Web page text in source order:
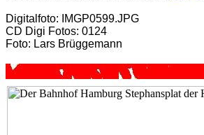
Digitalfoto: IMGP0599.JPG
CD Digi Fotos: 0124
Foto: Lars Brüggemann